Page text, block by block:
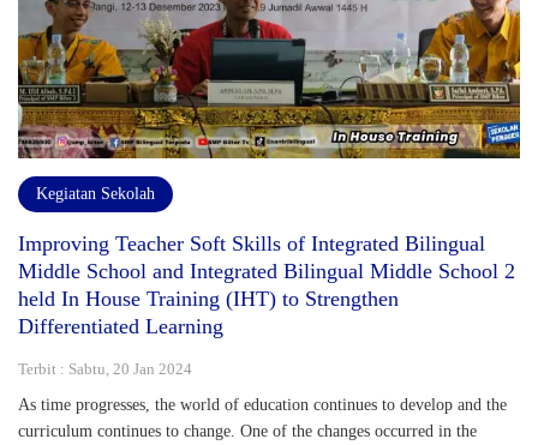
Kegiatan Sekolah
Improving Teacher Soft Skills of Integrated Bilingual
Middle School and Integrated Bilingual Middle School 2
held In House Training (IHT) to Strengthen
Differentiated Learning
Terbit : Sabtu, 20 Jan 2024
As time progresses, the world of education continues to develop and the
curriculum continues to change. One of the changes occurred in the